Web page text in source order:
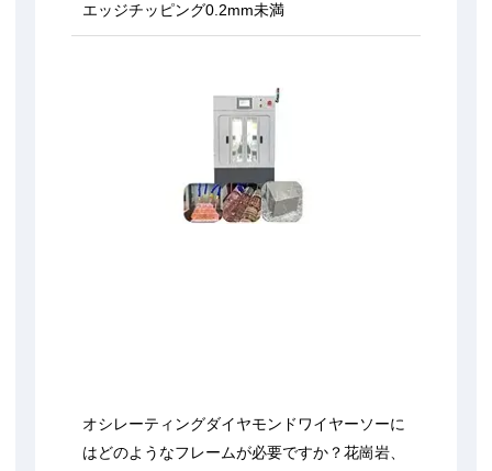
エッジチッピング0.2mm未満
オシレーティングダイヤモンドワイヤーソーに
はどのようなフレームが必要ですか？花崗岩、